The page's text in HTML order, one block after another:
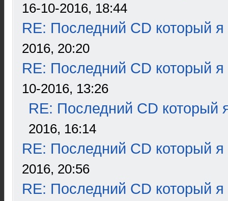
16-10-2016, 18:44
RE: Последний CD который я
2016, 20:20
RE: Последний CD который я
10-2016, 13:26
RE: Последний CD который
2016, 16:14
RE: Последний CD который я
2016, 20:56
RE: Последний CD который я